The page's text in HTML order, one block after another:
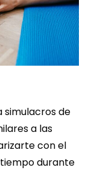
simulacros de
a las
con el
durante